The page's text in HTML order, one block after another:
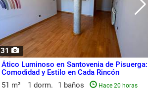
31
Ático Luminoso en Santovenia de Pisuerga:
Comodidad y Estilo en Cada Rincón
51 m²
1 dorm. 1 baños Hace 20 horas